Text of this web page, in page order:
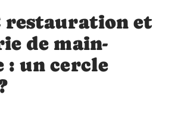
restauration et
de main-
: un cercle